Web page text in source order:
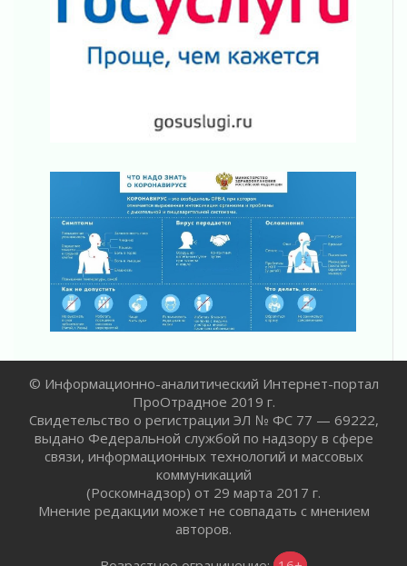
О мужестве, долге и стойкости
31 июля 2026
Ленинградцы — бойцам «Барс-Ленинградец»
31 июля 2026
Правила для жизни
С рабочим визитом
31 июля 2026
В Шлиссельбурге прошла акция «Белый
кораблик Памяти»
31 июля 2026
Новые возможности для творчества
За сухими цифрами — реальная жизнь
31 июля 2026
От инженера-создателя к волонтёрам
«Созидателям»
31 июля 2026
Генеральная репетиция векового юбилея
31 июля 2026
Открытое сердце и стремление делать добро
© Информационно-аналитический Интернет-портал
ПроОтрадное 2019 г.
Свидетельство о регистрации ЭЛ № ФС 77 — 69222,
выдано Федеральной службой по надзору в сфере
связи, информационных технологий и массовых
коммуникаций
(Роскомнадзор) от 29 марта 2017 г.
Мнение редакции может не совпадать с мнением
авторов.